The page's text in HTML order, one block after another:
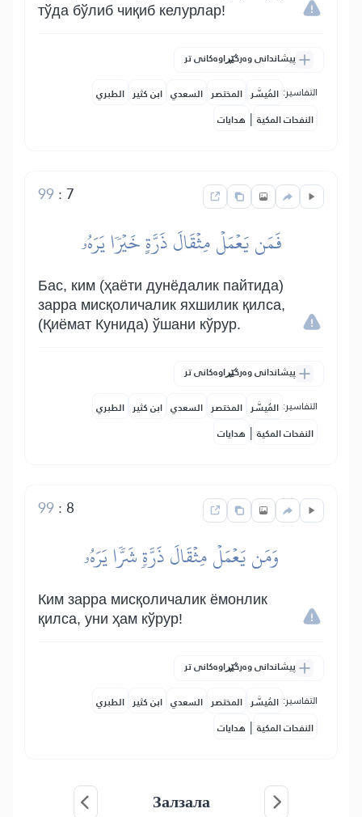
тўда бўлиб чиқиб келурлар!
پیشاندانی وەرگێڕاوەکانی تر
التفاسير: المُيسَّر المختصر السعدي ابن كثير الطبري
النفحات المكية | هدايات
7
:
99
فَمَن يَعۡمَلۡ مِثۡقَالَ ذَرَّةٍ خَيۡرٗا يَرَهُۥ
Бас, ким (ҳаёти дунёдалик пайтида)
зарра мисқоличалик яхшилик қилса,
(Қиёмат Кунида) ўшани кўрур.
پیشاندانی وەرگێڕاوەکانی تر
التفاسير: المُيسَّر المختصر السعدي ابن كثير الطبري
النفحات المكية | هدايات
8
:
99
وَمَن يَعۡمَلۡ مِثۡقَالَ ذَرَّةٖ شَرّٗا يَرَهُۥ
Ким зарра мисқоличалик ёмонлик
қилса, уни ҳам кўрур!
پیشاندانی وەرگێڕاوەکانی تر
التفاسير: المُيسَّر المختصر السعدي ابن كثير الطبري
النفحات المكية | هدايات
Залзала